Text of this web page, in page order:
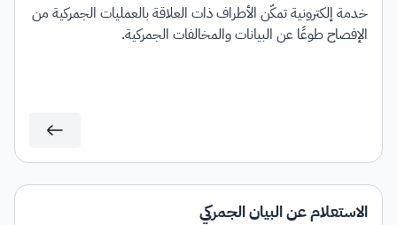
خدمة إلكترونية تمكّن الأطراف ذات العلاقة بالعمليات الجمركية من
الإفصاح طوعًا عن البيانات والمخالفات الجمركية.
الاستعلام عن البيان الجمركي